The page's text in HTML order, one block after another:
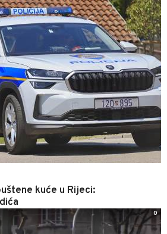
kuće u Rijeci:
0